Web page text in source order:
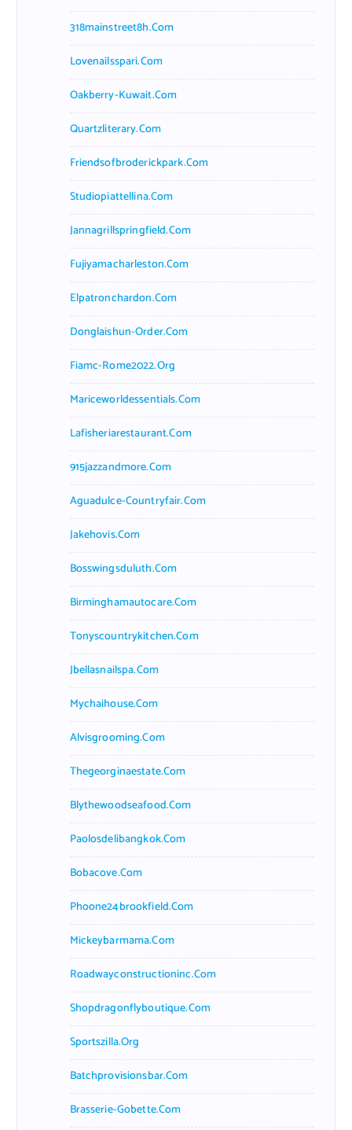
318mainstreet8h.com
Lovenailsspari.com
Oakberry-Kuwait.com
Quartzliterary.com
Friendsofbroderickpark.com
Studiopiattellina.com
Jannagrillspringfield.com
Fujiyamacharleston.com
Elpatronchardon.com
Donglaishun-Order.com
Fiamc-Rome2022.org
Mariceworldessentials.com
Lafisheriarestaurant.com
915jazzandmore.com
Aguadulce-Countryfair.com
Jakehovis.com
Bosswingsduluth.com
Birminghamautocare.com
Tonyscountrykitchen.com
Jbellasnailspa.com
Mychaihouse.com
Alvisgrooming.com
Thegeorginaestate.com
Blythewoodseafood.com
Paolosdelibangkok.com
Bobacove.com
Phoone24brookfield.com
Mickeybarmama.com
Roadwayconstructioninc.com
Shopdragonflyboutique.com
Sportszilla.org
Batchprovisionsbar.com
Brasserie-Gobette.com